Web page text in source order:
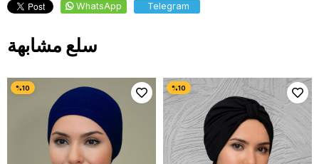
WhatsApp Telegram
سلع مشابهة